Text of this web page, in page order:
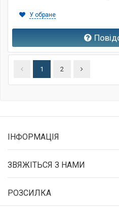
У обране
1 2
ІНФОРМАЦІЯ
ЗВЯЖІТЬСЯ З НАМИ
РОЗСИЛКА